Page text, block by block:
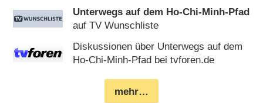
Unterwegs auf dem Ho-Chi-Minh-Pfad
auf TV Wunschliste
Diskussionen über Unterwegs auf dem
Ho-Chi-Minh-Pfad bei tvforen.de
mehr…